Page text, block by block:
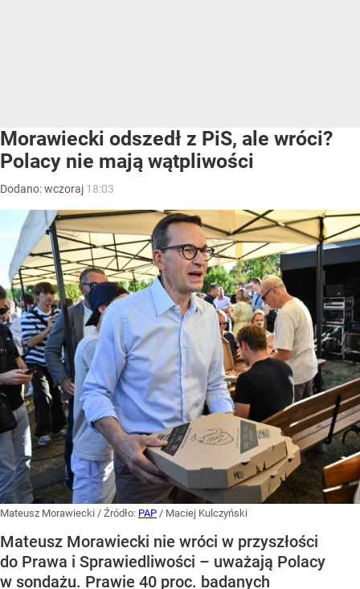
Morawiecki odszedł z PiS, ale wróci?
Polacy nie mają wątpliwości
Dodano:wczoraj 18:03
Mateusz Morawiecki / Źródło: PAP / Maciej Kulczyński
Mateusz Morawiecki nie wróci w przyszłości
do Prawa i Sprawiedliwości – uważają Polacy
w sondażu. Prawie 40 proc. badanych